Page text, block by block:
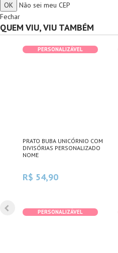
Não sei meu CEP
Fechar
QUEM VIU, VIU TAMBÉM
PERSONALIZÁVEL
PRATO BUBA UNICÓRNIO COM
DIVISÓRIAS PERSONALIZADO
NOME
R$ 54,90
PERSONALIZÁVEL